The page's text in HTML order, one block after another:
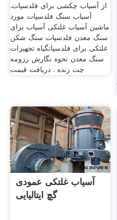
از آسیاب چکشی برای فلدسپات.
آسیاب سنگ فلدسپات مورد
ماشین آسیاب غلتکی آسیاب برای
سنگ معدن فلدسپات سنگ شکن
غلتکی برای فلدسپاتگیاه تجهیزات
سنگ معدن نحوه نگارش رزومه
چت زنده . دریافت قیمت
آسیاب غلتکی عمودی
گچ ایتالیایی